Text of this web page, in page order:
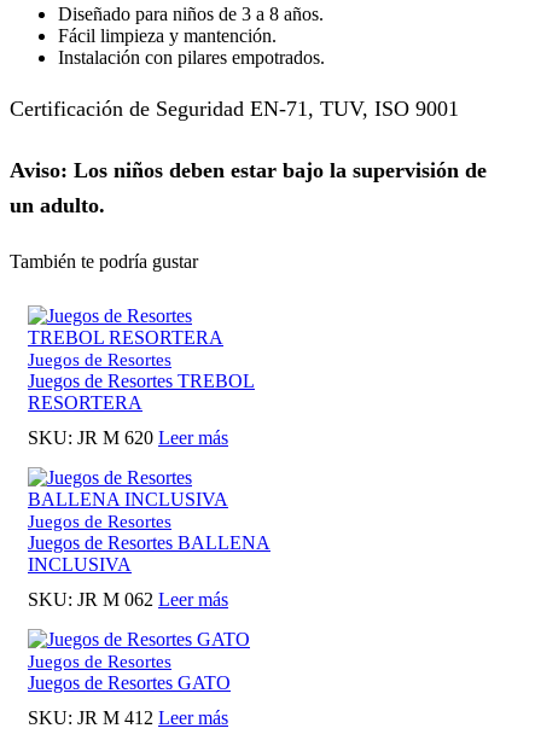
Diseñado para niños de 3 a 8 años.
Fácil limpieza y mantención.
Instalación con pilares empotrados.
Certificación de Seguridad EN-71, TUV, ISO 9001
Aviso: Los niños deben estar bajo la supervisión de
un adulto.
También te podría gustar
Juegos de Resortes
Juegos de Resortes TREBOL
RESORTERA
SKU: JR M 620 Leer más
Juegos de Resortes
Juegos de Resortes BALLENA
INCLUSIVA
SKU: JR M 062 Leer más
Juegos de Resortes
Juegos de Resortes GATO
SKU: JR M 412 Leer más